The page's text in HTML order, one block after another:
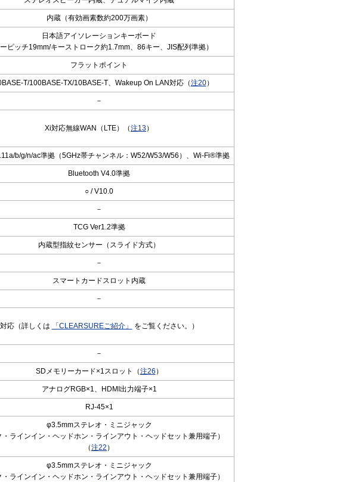
内蔵（有効画素数約200万画素）
日本語アイソレーションキーボード
ーピッチ19mm/キーストローク約1.7mm、86キー、JIS配列準拠）
フラットポイント
T/100BASE-TX/10BASE-T、Wakeup On LAN対応（注20）
－
Xi対応無線WAN（LTE）（注13）
b/g/n/ac準拠（5GHz帯チャンネル：W52/W53/W56）、Wi-Fi®準拠
Bluetooth V4.0準拠
○ / V10.0
－
TCG Ver1.2準拠
内蔵型指紋センサー（スライド方式）
－
スマートカードスロット内蔵
－
対応（詳しくは 「CLEARSUREご紹介」 をご覧ください。）
－
SDメモリーカード×1スロット（注26 ）
アナログRGB×1、HDMI出力端子×1
RJ-45×1
φ3.5mmステレオ・ミニジャック
・ラインイン・ヘッドホン・ラインアウト・ヘッドセット兼用端子）
（注22 ）
φ3.5mmステレオ・ミニジャック
・ラインイン・ヘッドホン・ラインアウト・ヘッドセット兼用端子）